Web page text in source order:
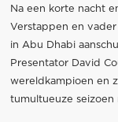
Na een korte nacht
Verstappen en
in Abu Dhabi
Presentator David
wereldkampioen en
tumultueuze